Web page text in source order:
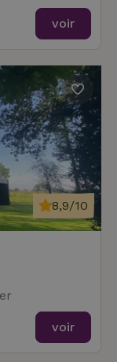
voir
8,9/10
voir